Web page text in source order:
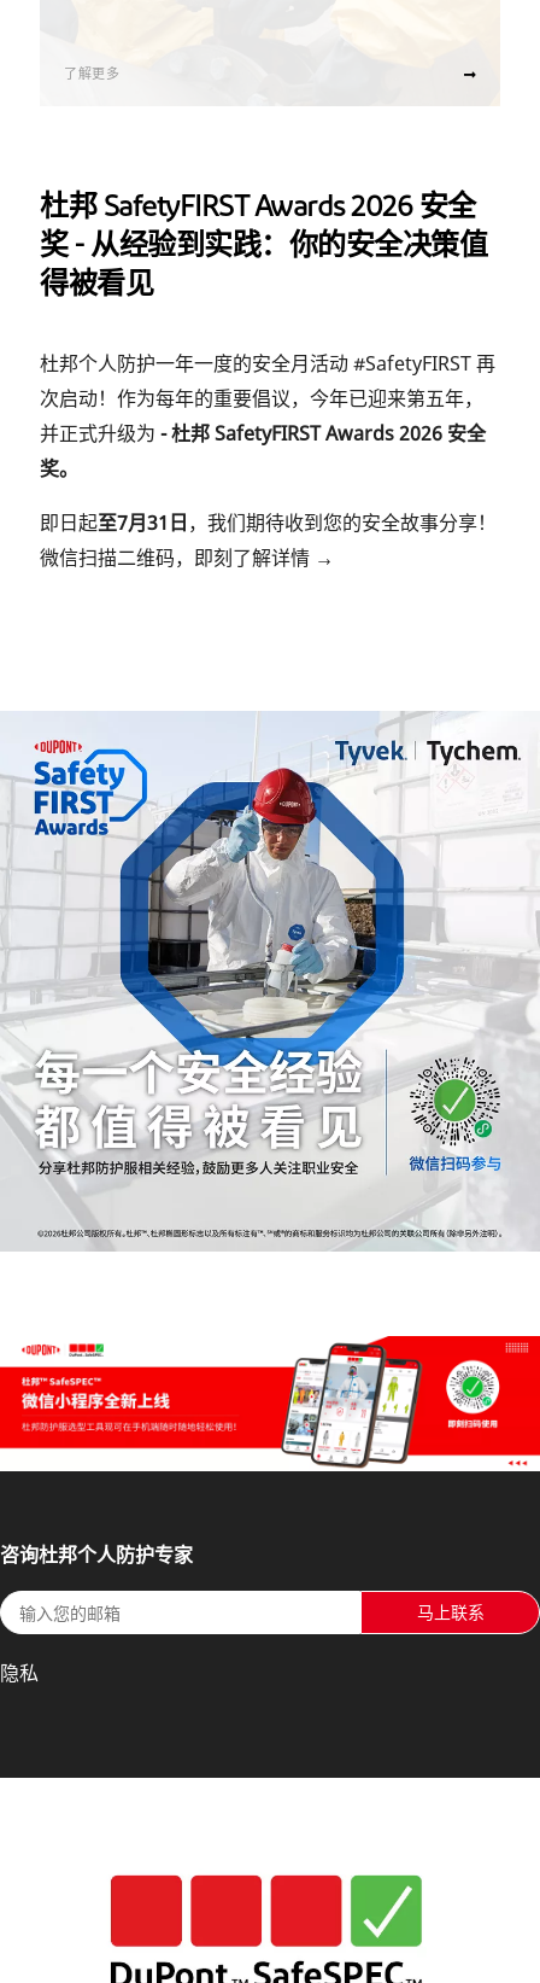
了解更多
杜邦 SafetyFIRST Awards 2026 安全
奖 - 从经验到实践：你的安全决策值
得被看见
杜邦个人防护一年一度的安全月活动 #SafetyFIRST 再
次启动！作为每年的重要倡议，今年已迎来第五年，
并正式升级为 - 杜邦 SafetyFIRST Awards 2026 安全
奖。
即日起至7月31日，我们期待收到您的安全故事分享！
微信扫描二维码，即刻了解详情 →
咨询杜邦个人防护专家
马上联系
隐私